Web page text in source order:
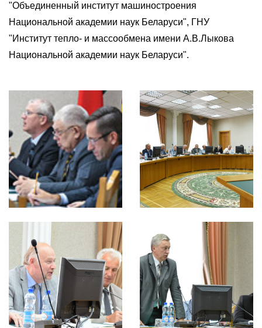
"Объединенный институт машиностроения
Национальной академии наук Беларуси", ГНУ
"Институт тепло- и массообмена имени А.В.Лыкова
Национальной академии наук Беларуси".